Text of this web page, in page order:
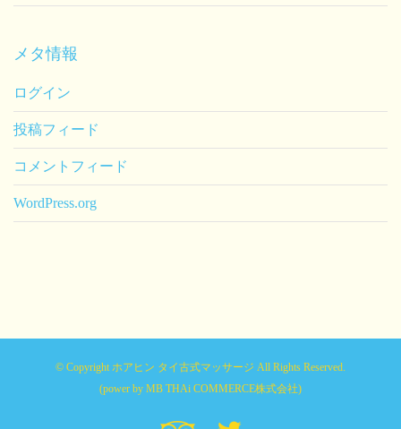
メタ情報
ログイン
投稿フィード
コメントフィード
WordPress.org
© Copyright ホアヒン タイ古式マッサージ All Rights Reserved.
(power by MB THAi COMMERCE株式会社)